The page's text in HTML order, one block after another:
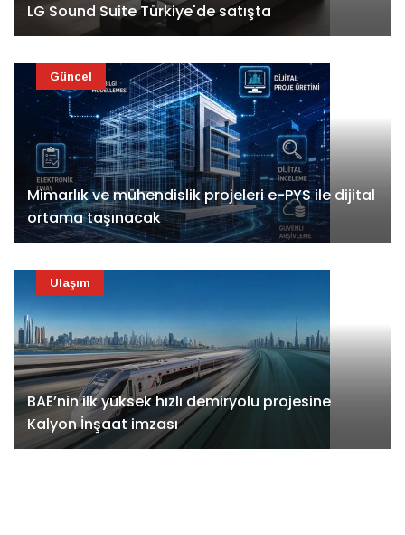
LG Sound Suite Türkiye'de satışta
Mimarlık ve mühendislik projeleri e-PYS ile dijital
ortama taşınacak
Güncel
BAE’nin ilk yüksek hızlı demiryolu projesine
Kalyon İnşaat imzası
Ulaşım